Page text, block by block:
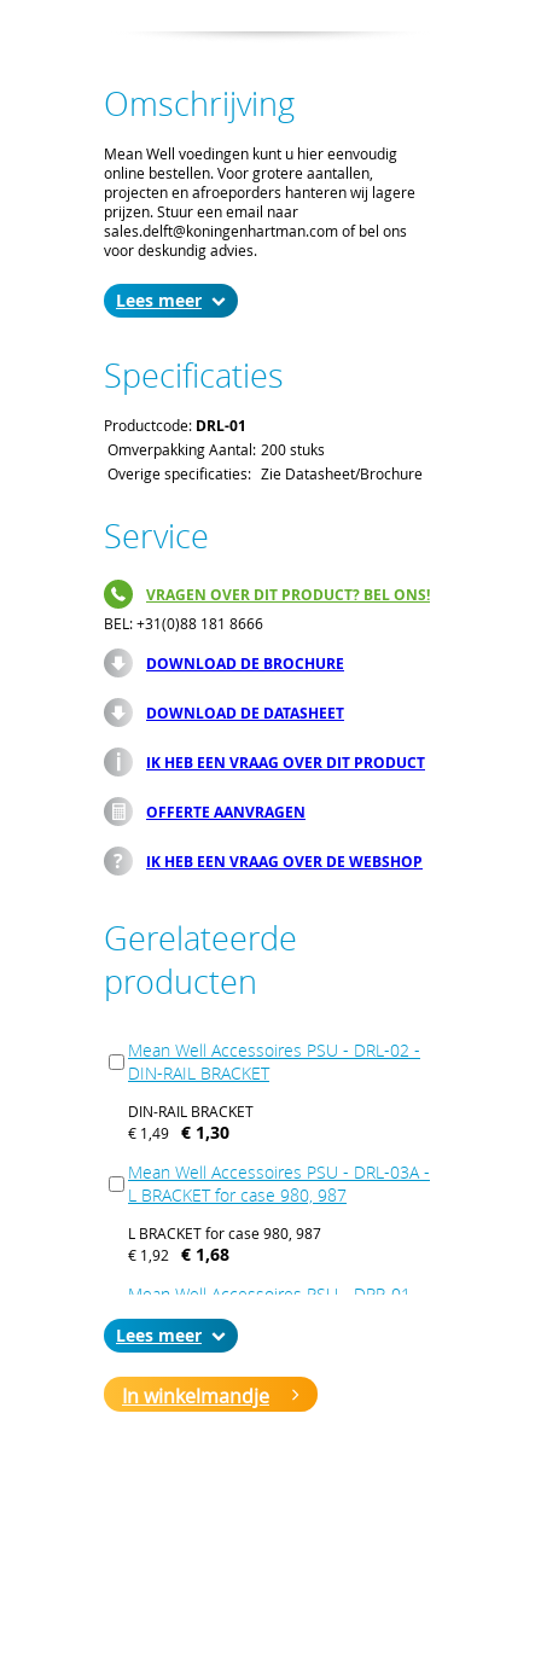
Omschrijving
Mean Well voedingen kunt u hier eenvoudig
online bestellen. Voor grotere aantallen,
projecten en afroeporders hanteren wij lagere
prijzen. Stuur een email naar
sales.delft@koningenhartman.com of bel ons
voor deskundig advies.
Lees
Specificaties
Productcode: DRL-01
Omverpakking Aantal: 200 stuks
Overige specificaties: Zie Datasheet/Brochure
Service
VRAGEN OVER DIT PRODUCT? BEL ONS!
BEL: +31(0)88 181 8666
DOWNLOAD DE BROCHURE
DOWNLOAD DE DATASHEET
IK HEB EEN VRAAG OVER DIT PRODUCT
OFFERTE AANVRAGEN
IK HEB EEN VRAAG OVER DE WEBSHOP
Gerelateerde
producten
Mean Well Accessoires PSU - DRL-02 -
DIN-RAIL BRACKET
DIN-RAIL BRACKET
€ 1,49
€ 1,30
Mean Well Accessoires PSU - DRL-03A -
L BRACKET for case 980, 987
L BRACKET for case 980, 987
€ 1,92
€ 1,68
Mean Well Accessoires PSU - DRP-01 -
MOUNTING PLATE
MOUNTING PLATE
€ 2,21
€ 1,93
Mean Well Accessoires PSU - DRP-01A -
Lees
In winkelmandje